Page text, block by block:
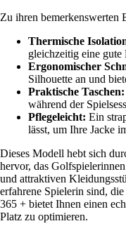
Zu ihren bemerkenswerten
Thermische
gleichzeitig eine
Ergonomischer
Silhouette an und
Praktische Taschen:
während der
Pflegeleicht: Ein
lässt, um Ihre Jacke
Dieses Modell hebt sich
hervor, das
und attraktiven
erfahrene Spielerin sind,
365 + bietet Ihnen einen
Platz zu optimieren.